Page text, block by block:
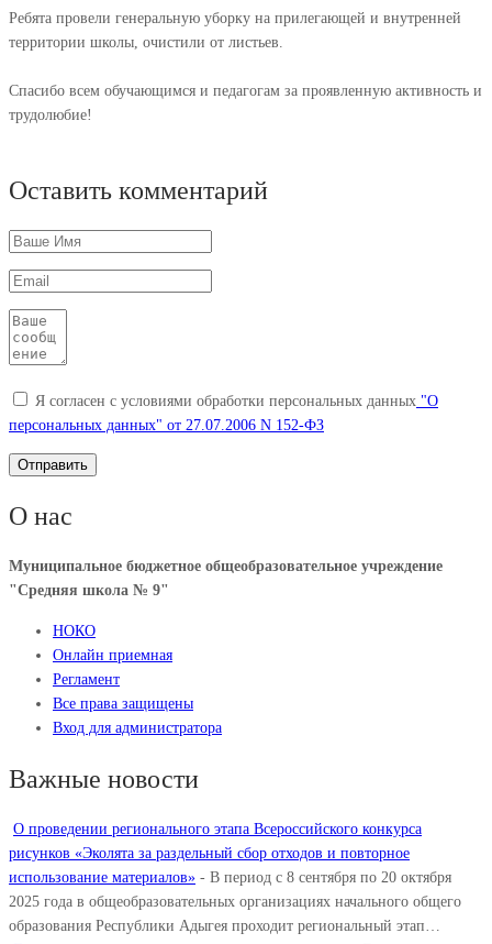
Ребята провели генеральную уборку на прилегающей и внутренней
территории школы, очистили от листьев.
Спасибо всем обучающимся и педагогам за проявленную активность и
трудолюбие!
Оставить комментарий
Я согласен с условиями обработки персональных данных "О
персональных данных" от 27.07.2006 N 152-ФЗ
О нас
Муниципальное бюджетное общеобразовательное учреждение
"Средняя школа № 9"
НОКО
Онлайн приемная
Регламент
Все права защищены
Вход для администратора
Важные новости
О проведении регионального этапа Всероссийского конкурса
рисунков «Эколята за раздельный сбор отходов и повторное
использование материалов» - В период с 8 сентября по 20 октября
2025 года в общеобразовательных организациях начального общего
образования Республики Адыгея проходит региональный этап…